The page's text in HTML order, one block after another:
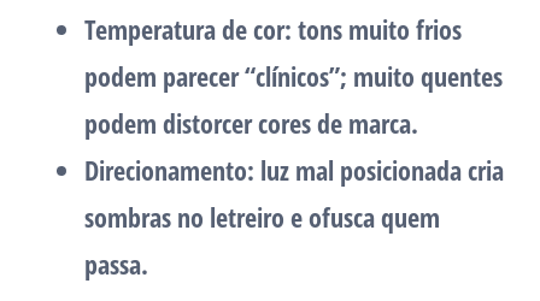
Temperatura de cor: tons muito frios
podem parecer “clínicos”; muito quentes
podem distorcer cores de marca.
Direcionamento: luz mal posicionada cria
sombras no letreiro e ofusca quem
passa.